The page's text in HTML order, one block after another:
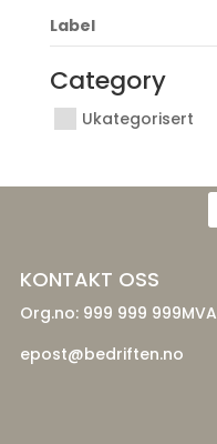
Label
Category
Ukategorisert
KONTAKT OSS
Org.no: 999 999 999MVA
epost@bedriften.no